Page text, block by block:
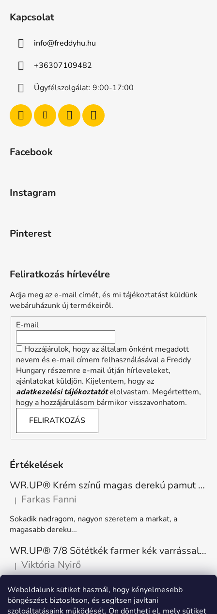
Weboldalunk sütiket használ, hogy kényelmesebb
böngészést biztosítson, és segítsen javítani
szolgáltatásaink működését. Ön döntheti el, mely sütiket
Kapcsolat
info@freddyhu.hu
+36307109482
Ügyfélszolgálat: 9:00-17:00
Facebook
Instagram
Pinterest
Feliratkozás hírlevélre
Adja meg az e-mail címét, és mi tájékoztatást küldünk
webáruházunk új termékeiről.
E-mail
Hozzájárulok, hogy az általam önként megadott
nevem és e-mail címem felhasználásával a Freddy
Hungary részemre e-mail útján hírleveleket,
ajánlatokat küldjön. Kijelentem, hogy az
adatkezelési tájékoztatótelolvastam. Megértettem,
hogy a hozzájárulásom bármikor visszavonhatom.
FELIRATKOZÁS
Értékelések
WR.UP® Krém színű magas derekú pamut nadrág RE(MOVE) WRUP1HC001ORG, Z40
A termék értékelése 5-ből 5 csillag.
| Farkas Fanni
Sokadik nadragom, nagyon szeretem a markat, a
magasabb dereku...
WR.UP® 7/8 Sötétkék farmer kék varrással, superskinny RE(MOVE) WRUP4RC002ORG, J0B
A termék értékelése 5-ből 5 csillag.
| Viktória Nyirő
Nagyon kényelmes, rugalmas. Méretnek megfelelő.